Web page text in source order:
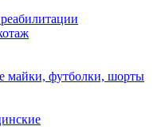
майки, футболки, шорты